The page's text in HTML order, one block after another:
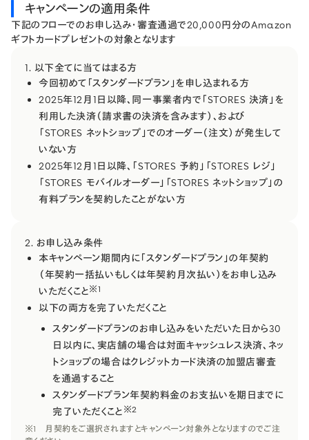
キャンペーンの適用条件
下記のフローでのお申し込み・審査通過で20,000円分のAmazon
ギフトカードプレゼントの対象となります
1. 以下全てに当てはまる方
今回初めて「スタンダードプラン」を申し込まれる方
2025年12月1日以降、​同一事業者内で​「STORES 決済」を​
利用した​決済​（請求書の​決済を​含みます）、​および​
「STORES ネットショップ」での​オーダー​（注文）が​発生して
いない​方​
2025年12月1日以降、「STORES 予約」「STORES レジ」
「STORES モバイルオーダー」「STORES ネットショップ」の
有料プランを契約したことがない方
2. お申し込み条件
本キャンペーン期間内に​「スタンダードプラン」の​年契約​
（年契約一括​払いもしくは​年契約月次払い）を​お申し込み
いただく​こと​※1
以下の​両方を​完了いただく​こと
スタンダードプランの​お申し込みを​いただいた​日から​30
日以内に、​実店舗の​場合は​対面キャッシュレス決済、​ネッ
トショップの​場合は​クレジットカード決済の​加盟店審査
を​通過する​こと
スタンダードプラン年契約料金の​お支払いを​期日までに​
完了いただく​こと​ ※2
※1 月契約を​ご選択されますと​キャンペーン対象外と​なりますので​ご注